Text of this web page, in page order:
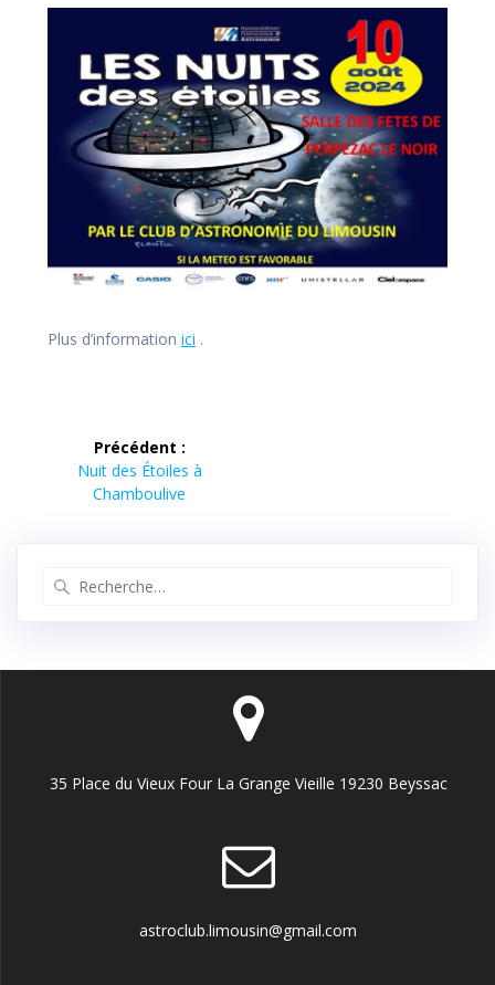
Plus d’information ici .
Navigation
Précédent :
Article
précédent :
Nuit des Étoiles à
Chamboulive
35 Place du Vieux Four La Grange Vieille 19230 Beyssac
astroclub.limousin@gmail.com